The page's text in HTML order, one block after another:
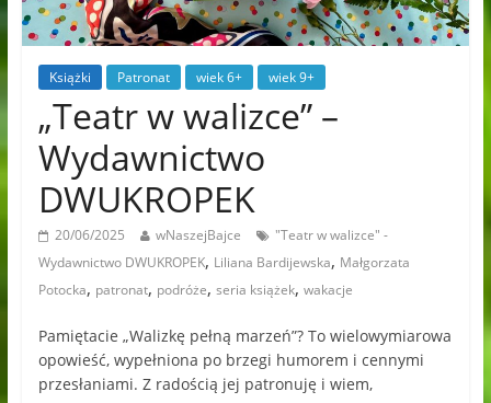
Książki Patronat wiek 6+ wiek 9+
„Teatr w walizce” –
Wydawnictwo
DWUKROPEK
20/06/2025 wNaszejBajce
"Teatr w walizce" -
Wydawnictwo DWUKROPEK, Liliana Bardijewska, Małgorzata
Potocka, patronat, podróże, seria książek, wakacje
Pamiętacie „Walizkę pełną marzeń”? To wielowymiarowa
opowieść, wypełniona po brzegi humorem i cennymi
przesłaniami. Z radością jej patronuję i wiem,